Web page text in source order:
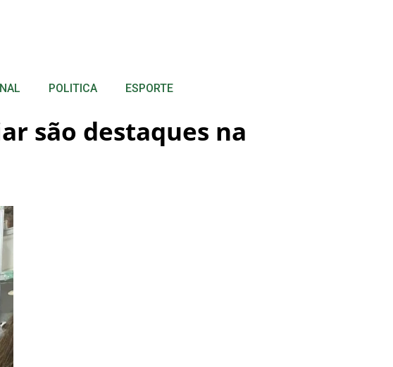
POLITICA ESPORTE
são destaques na